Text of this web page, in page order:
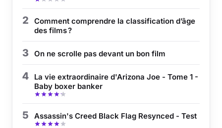
Sciences & Tech
Forum
2
Comment comprendre la classification d’âge
des films ?
3 On ne scrolle pas devant un bon film
4
La vie extraordinaire d'Arizona Joe - Tome 1 -
Baby boxer banker
5 Assassin's Creed Black Flag Resynced - Test